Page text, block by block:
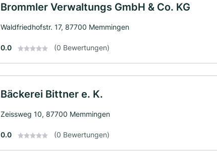
Brommler Verwaltungs GmbH & Co. KG
Waldfriedhofstr. 17, 87700 Memmingen
0.0 (0 Bewertungen)
Bäckerei Bittner e. K.
Zeissweg 10, 87700 Memmingen
0.0 (0 Bewertungen)